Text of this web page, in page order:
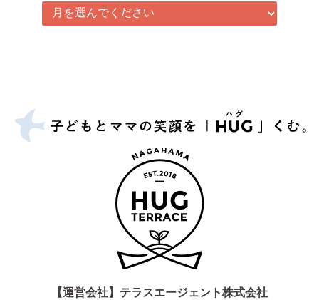
【運営会社】テラスエージェント株式会社